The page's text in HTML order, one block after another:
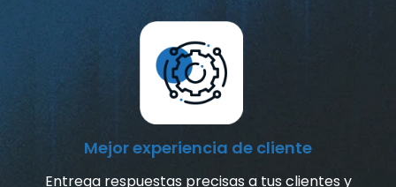
Mejor experiencia de cliente
Entrega respuestas precisas a tus clientes y